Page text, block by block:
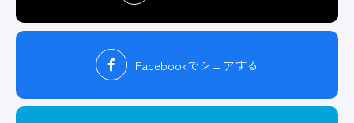
Facebookでシェアする